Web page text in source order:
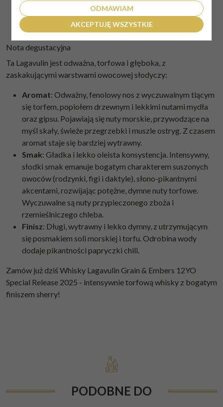
połączenie wnosi bogate, słodkie nuty suszonych
owoców, które idealnie przełamują intensywny dym.
Nota degustacyjna
Ta Lagavulin jest odważna, torfowa i głęboka, z
zaskakującymi warstwami owocowej słodyczy:
Aromat: Odważny, fenolowy nos z wyczuwalnym tlącym
się torfem, popiołem drzewnym i lekkimi nutami mydła
oraz gipsu. Pojawiają się nuty morskie, przywodzące na
myśl skały, świeże przegrzebki i muszle ostryg. Z czasem
aromat staje się bardziej wytrawny.
Smak: Gładka i lekko oleista konsystencja. Intensywny,
słodki smak emanuje bogatym charakterem suszonych
owoców (rodzynki, figi i daktyle), słono-pikantnymi
akcentami, rozwijając potężne, dymne nuty torfowe.
Wyczuwalne są nuty przypieczonego zboża i
rzemieślniczego chleba.
Finisz: Długi, wytrawny i lekko dymny, z utrzymującym
się posmakiem soli morskiej i torfu. Odrobina wody
dodaje pikantności papryczki chili.
Zamów już dziś Whisky Lagavulin Grain & Embers 12YO
Special Release 2025 - intensywnie torfową whisky z bogatym
finiszem sherry!
PODOBNE DO
ODMAWIAM
AKCEPTUJĘ WSZYSTKIE